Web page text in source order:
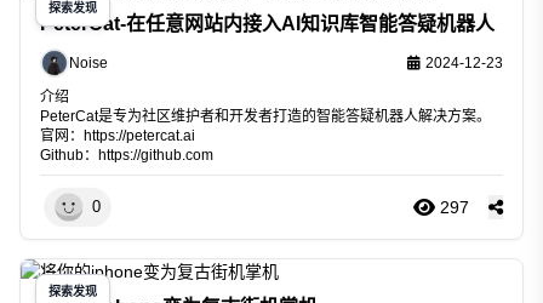
探索发现
PeterCat-在任意网站内接入AI知识库智能答疑机器人
Noise
2024-12-23
介绍
PeterCat是专为社区维护者和开发者打造的智能答疑机器人解决方案。
官网： https://petercat.ai
Github： https://github.com
0 297
探索发现